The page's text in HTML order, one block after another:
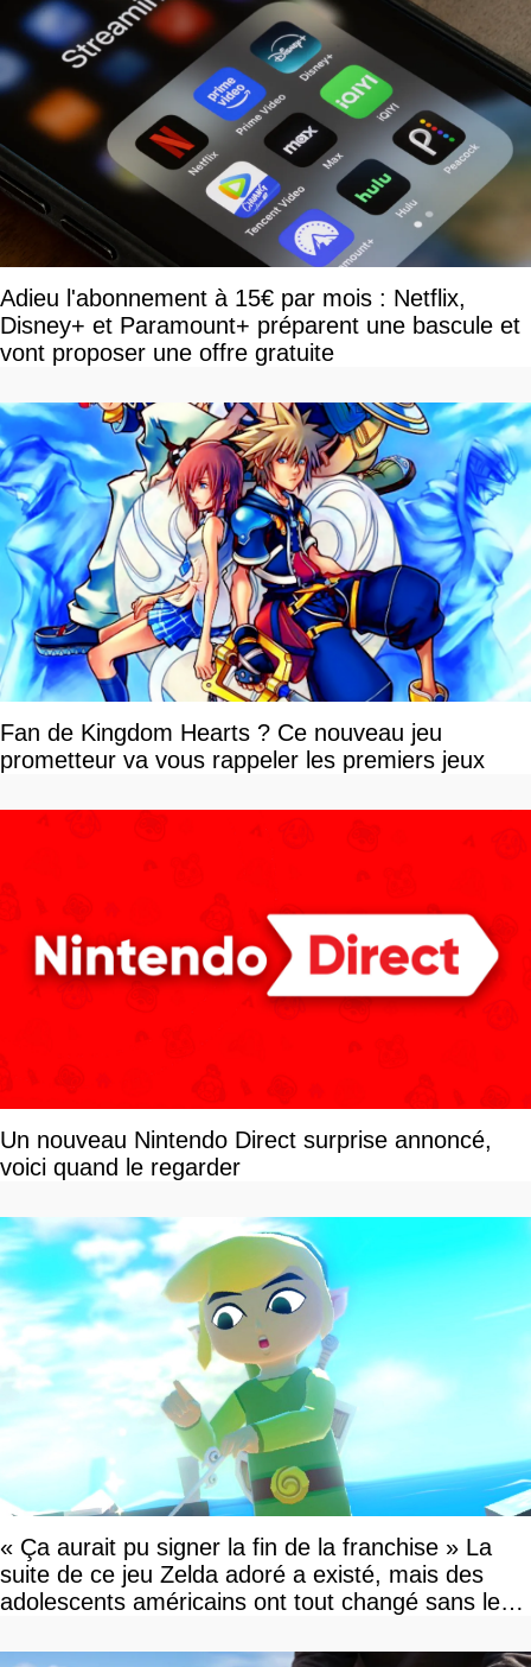
Adieu l'abonnement à 15€ par mois : Netflix,
Disney+ et Paramount+ préparent une bascule et
vont proposer une offre gratuite
Fan de Kingdom Hearts ? Ce nouveau jeu
prometteur va vous rappeler les premiers jeux
Un nouveau Nintendo Direct surprise annoncé,
voici quand le regarder
« Ça aurait pu signer la fin de la franchise » La
suite de ce jeu Zelda adoré a existé, mais des
adolescents américains ont tout changé sans le